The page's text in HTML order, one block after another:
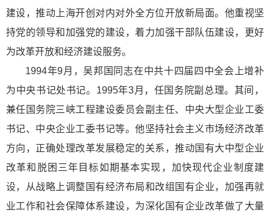
建设，推动上海开创对内对外全方位开放新局面。他重视坚
持党的领导和加强党的建设，着力加强干部队伍建设，更好
为改革开放和经济建设服务。
1994年9月，吴邦国同志在中共十四届四中全会上增补
为中央书记处书记。1995年3月，任国务院副总理。其间，
兼任国务院三峡工程建设委员会副主任、中央大型企业工委
书记、中央企业工委书记等。他坚持社会主义市场经济改革
方向，正确处理改革发展稳定的关系，推动国有大中型企业
改革和脱困三年目标如期基本实现，加快现代企业制度建
设，从战略上调整国有经济布局和改组国有企业，加强再就
业工作和社会保障体系建设，为深化国有企业改革做了大量